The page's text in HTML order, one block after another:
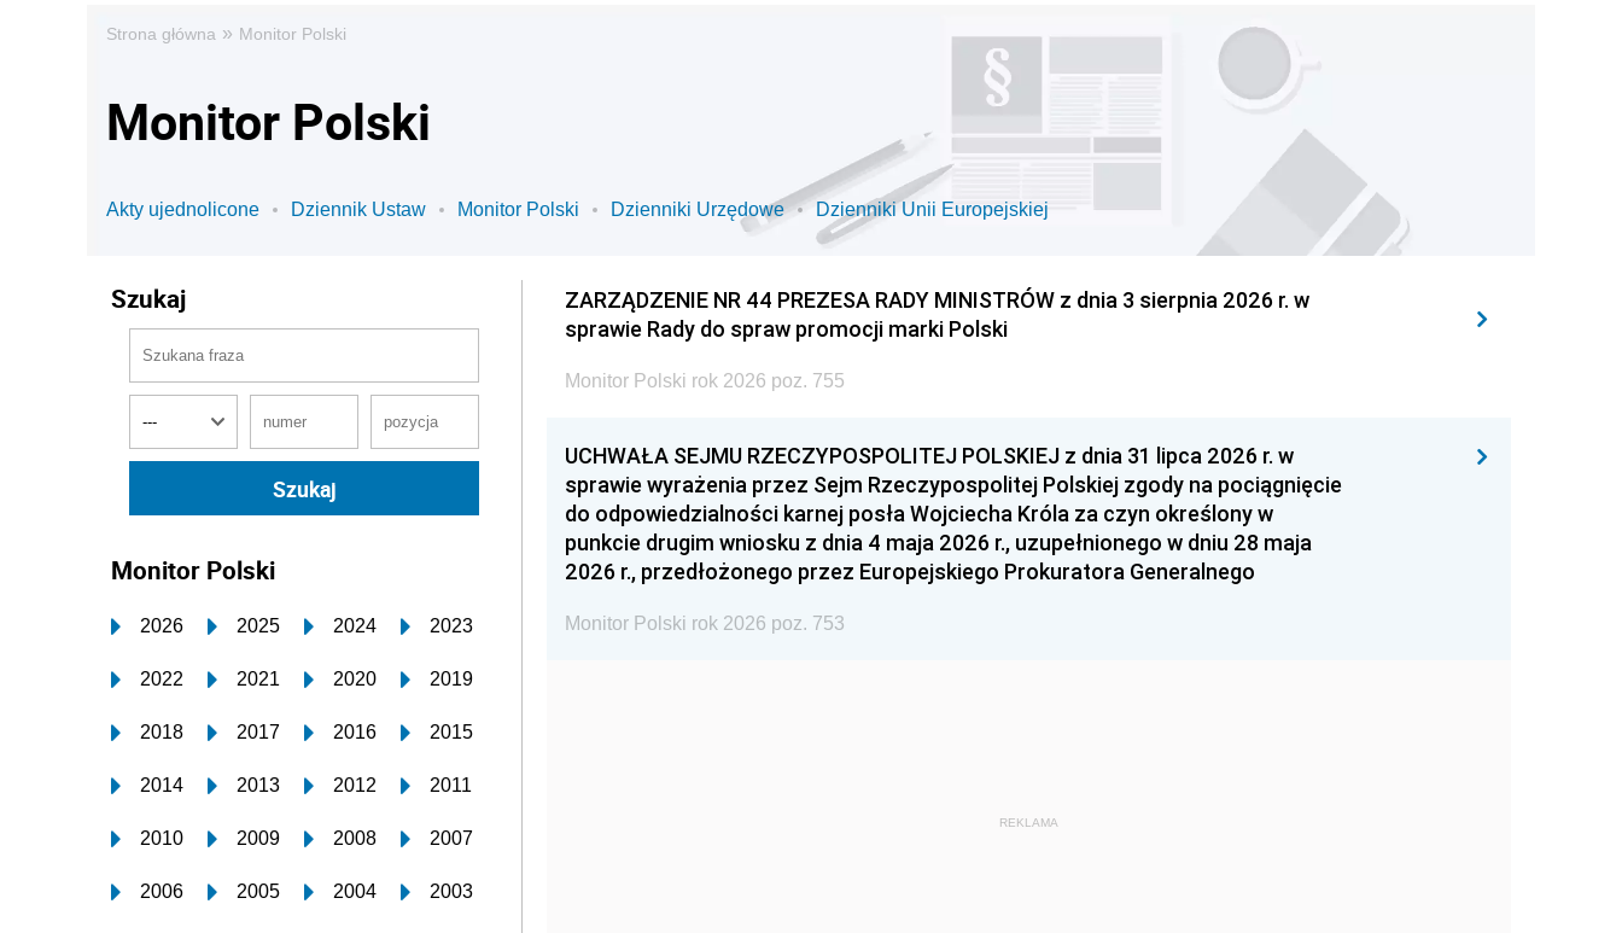
Strona główna » Monitor Polski
Monitor Polski
Akty ujednolicone Dziennik Ustaw Monitor Polski Dzienniki Urzędowe Dzienniki Unii Europejskiej
Szukaj
Monitor Polski
2026 2025 2024 2023
2022 2021 2020 2019
2018 2017 2016 2015
2014 2013 2012 2011
2010 2009 2008 2007
2006 2005 2004 2003
ZARZĄDZENIE NR 44 PREZESA RADY MINISTRÓW z dnia 3 sierpnia 2026 r. w
sprawie Rady do spraw promocji marki Polski
Monitor Polski rok 2026 poz. 755
UCHWAŁA SEJMU RZECZYPOSPOLITEJ POLSKIEJ z dnia 31 lipca 2026 r. w
sprawie wyrażenia przez Sejm Rzeczypospolitej Polskiej zgody na pociągnięcie
do odpowiedzialności karnej posła Wojciecha Króla za czyn określony w
punkcie drugim wniosku z dnia 4 maja 2026 r., uzupełnionego w dniu 28 maja
2026 r., przedłożonego przez Europejskiego Prokuratora Generalnego
Monitor Polski rok 2026 poz. 753
REKLAMA